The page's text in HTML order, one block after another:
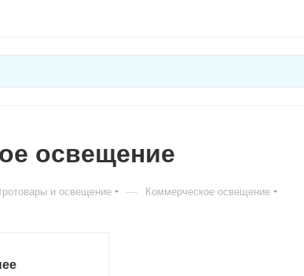
освещение
и освещение — Коммерческое освещение